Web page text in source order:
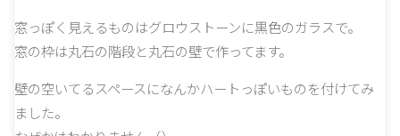
窓っぽく見えるものはグロウストーンに黒色のガラスで。
窓の枠は丸石の階段と丸石の壁で作ってます。
壁の空いてるスペースになんかハートっぽいものを付けてみ
ました。